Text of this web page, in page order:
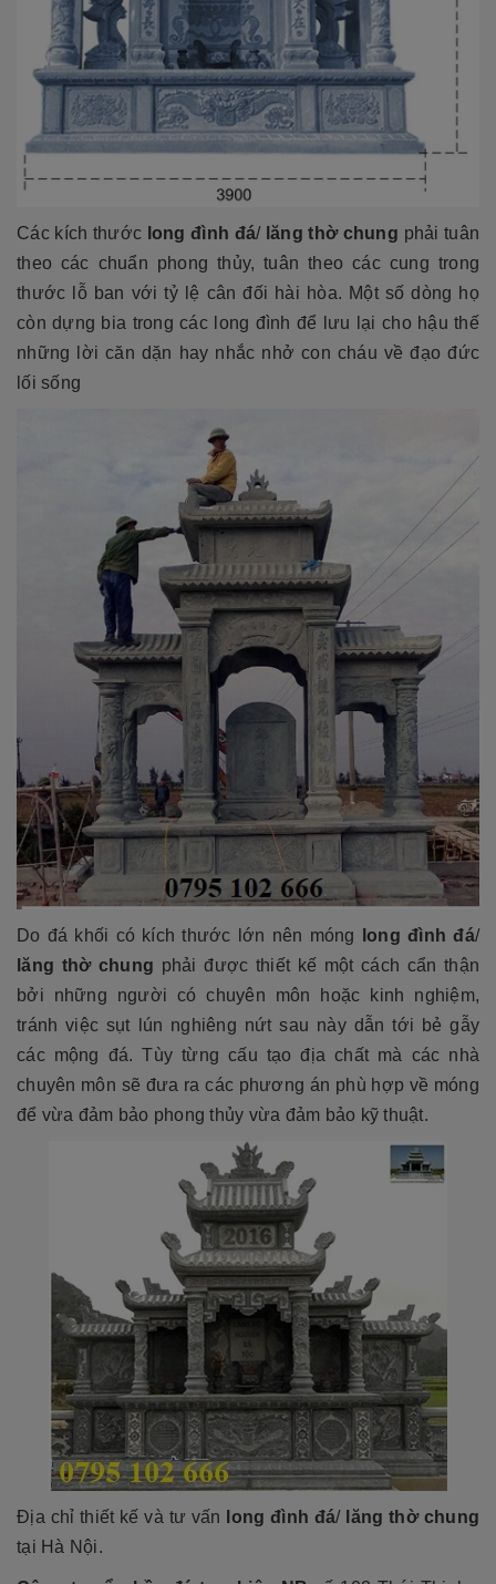
Các kích thước long đình đá/ lăng thờ chung phải tuân
theo các chuẩn phong thủy, tuân theo các cung trong
thước lỗ ban với tỷ lệ cân đối hài hòa. Một số dòng họ
còn dựng bia trong các long đình để lưu lại cho hậu thế
những lời căn dặn hay nhắc nhở con cháu về đạo đức
lối sống
Do đá khối có kích thước lớn nên móng long đình đá/
lăng thờ chung phải được thiết kế một cách cẩn thận
bởi những người có chuyên môn hoặc kinh nghiệm,
tránh việc sụt lún nghiêng nứt sau này dẫn tới bẻ gẫy
các mộng đá. Tùy từng cấu tạo địa chất mà các nhà
chuyên môn sẽ đưa ra các phương án phù hợp về móng
để vừa đảm bảo phong thủy vừa đảm bảo kỹ thuật.
Địa chỉ thiết kế và tư vấn long đình đá/ lăng thờ chung
tại Hà Nội.